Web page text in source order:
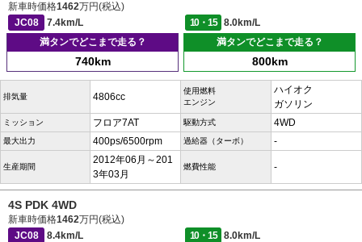
新車時価格1462万円(税込)
JC08
7.4km/L 10・15
8.0km/L
満タンでどこまで走る？
740km
満タンでどこまで走る？
800km
排気量 4806cc
使用燃料
エンジン
ハイオク
ガソリン
ミッション フロア7AT 駆動方式 4WD
最大出力 400ps/6500rpm 過給器（ターボ） -
生産期間
2012年06月～201
3年03月
燃費性能 -
4S PDK 4WD
新車時価格1462万円(税込)
JC08
8.4km/L 10・15 8.0km/L